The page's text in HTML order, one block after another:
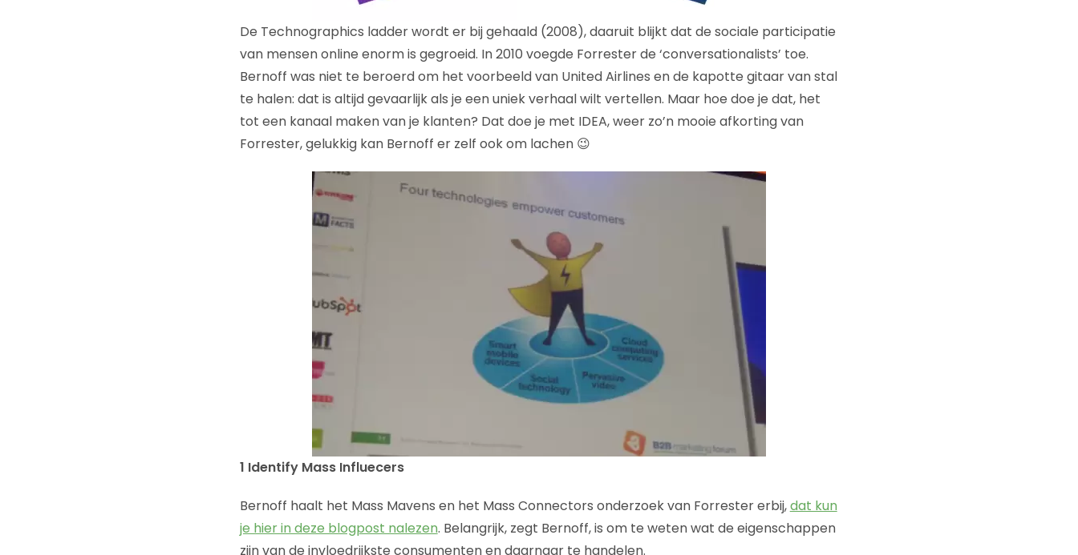
De Technographics ladder wordt er bij gehaald (2008), daaruit blijkt dat de sociale participatie
van mensen online enorm is gegroeid. In 2010 voegde Forrester de ‘conversationalists’ toe.
Bernoff was niet te beroerd om het voorbeeld van United Airlines en de kapotte gitaar van stal
te halen: dat is altijd gevaarlijk als je een uniek verhaal wilt vertellen. Maar hoe doe je dat, het
tot een kanaal maken van je klanten? Dat doe je met IDEA, weer zo’n mooie afkorting van
Forrester, gelukkig kan Bernoff er zelf ook om lachen 😉
1 Identify Mass Influecers
Bernoff haalt het Mass Mavens en het Mass Connectors onderzoek van Forrester erbij,dat kun
je hier in deze blogpost nalezen. Belangrijk, zegt Bernoff, is om te weten wat de eigenschappen
zijn van de invloedrijkste consumenten en daarnaar te handelen.